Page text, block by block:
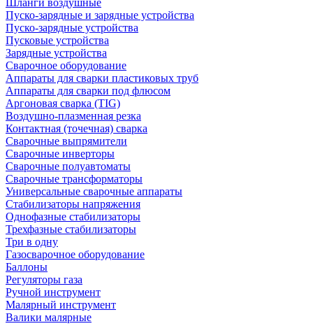
Шланги воздушные
Пуско-зарядные и зарядные устройства
Пуско-зарядные устройства
Пусковые устройства
Зарядные устройства
Сварочное оборудование
Аппараты для сварки пластиковых труб
Аппараты для сварки под флюсом
Аргоновая сварка (TIG)
Воздушно-плазменная резка
Контактная (точечная) сварка
Сварочные выпрямители
Сварочные инверторы
Сварочные полуавтоматы
Сварочные трансформаторы
Универсальные сварочные аппараты
Стабилизаторы напряжения
Однофазные стабилизаторы
Трехфазные стабилизаторы
Три в одну
Газосварочное оборудование
Баллоны
Регуляторы газа
Ручной инструмент
Малярный инструмент
Валики малярные